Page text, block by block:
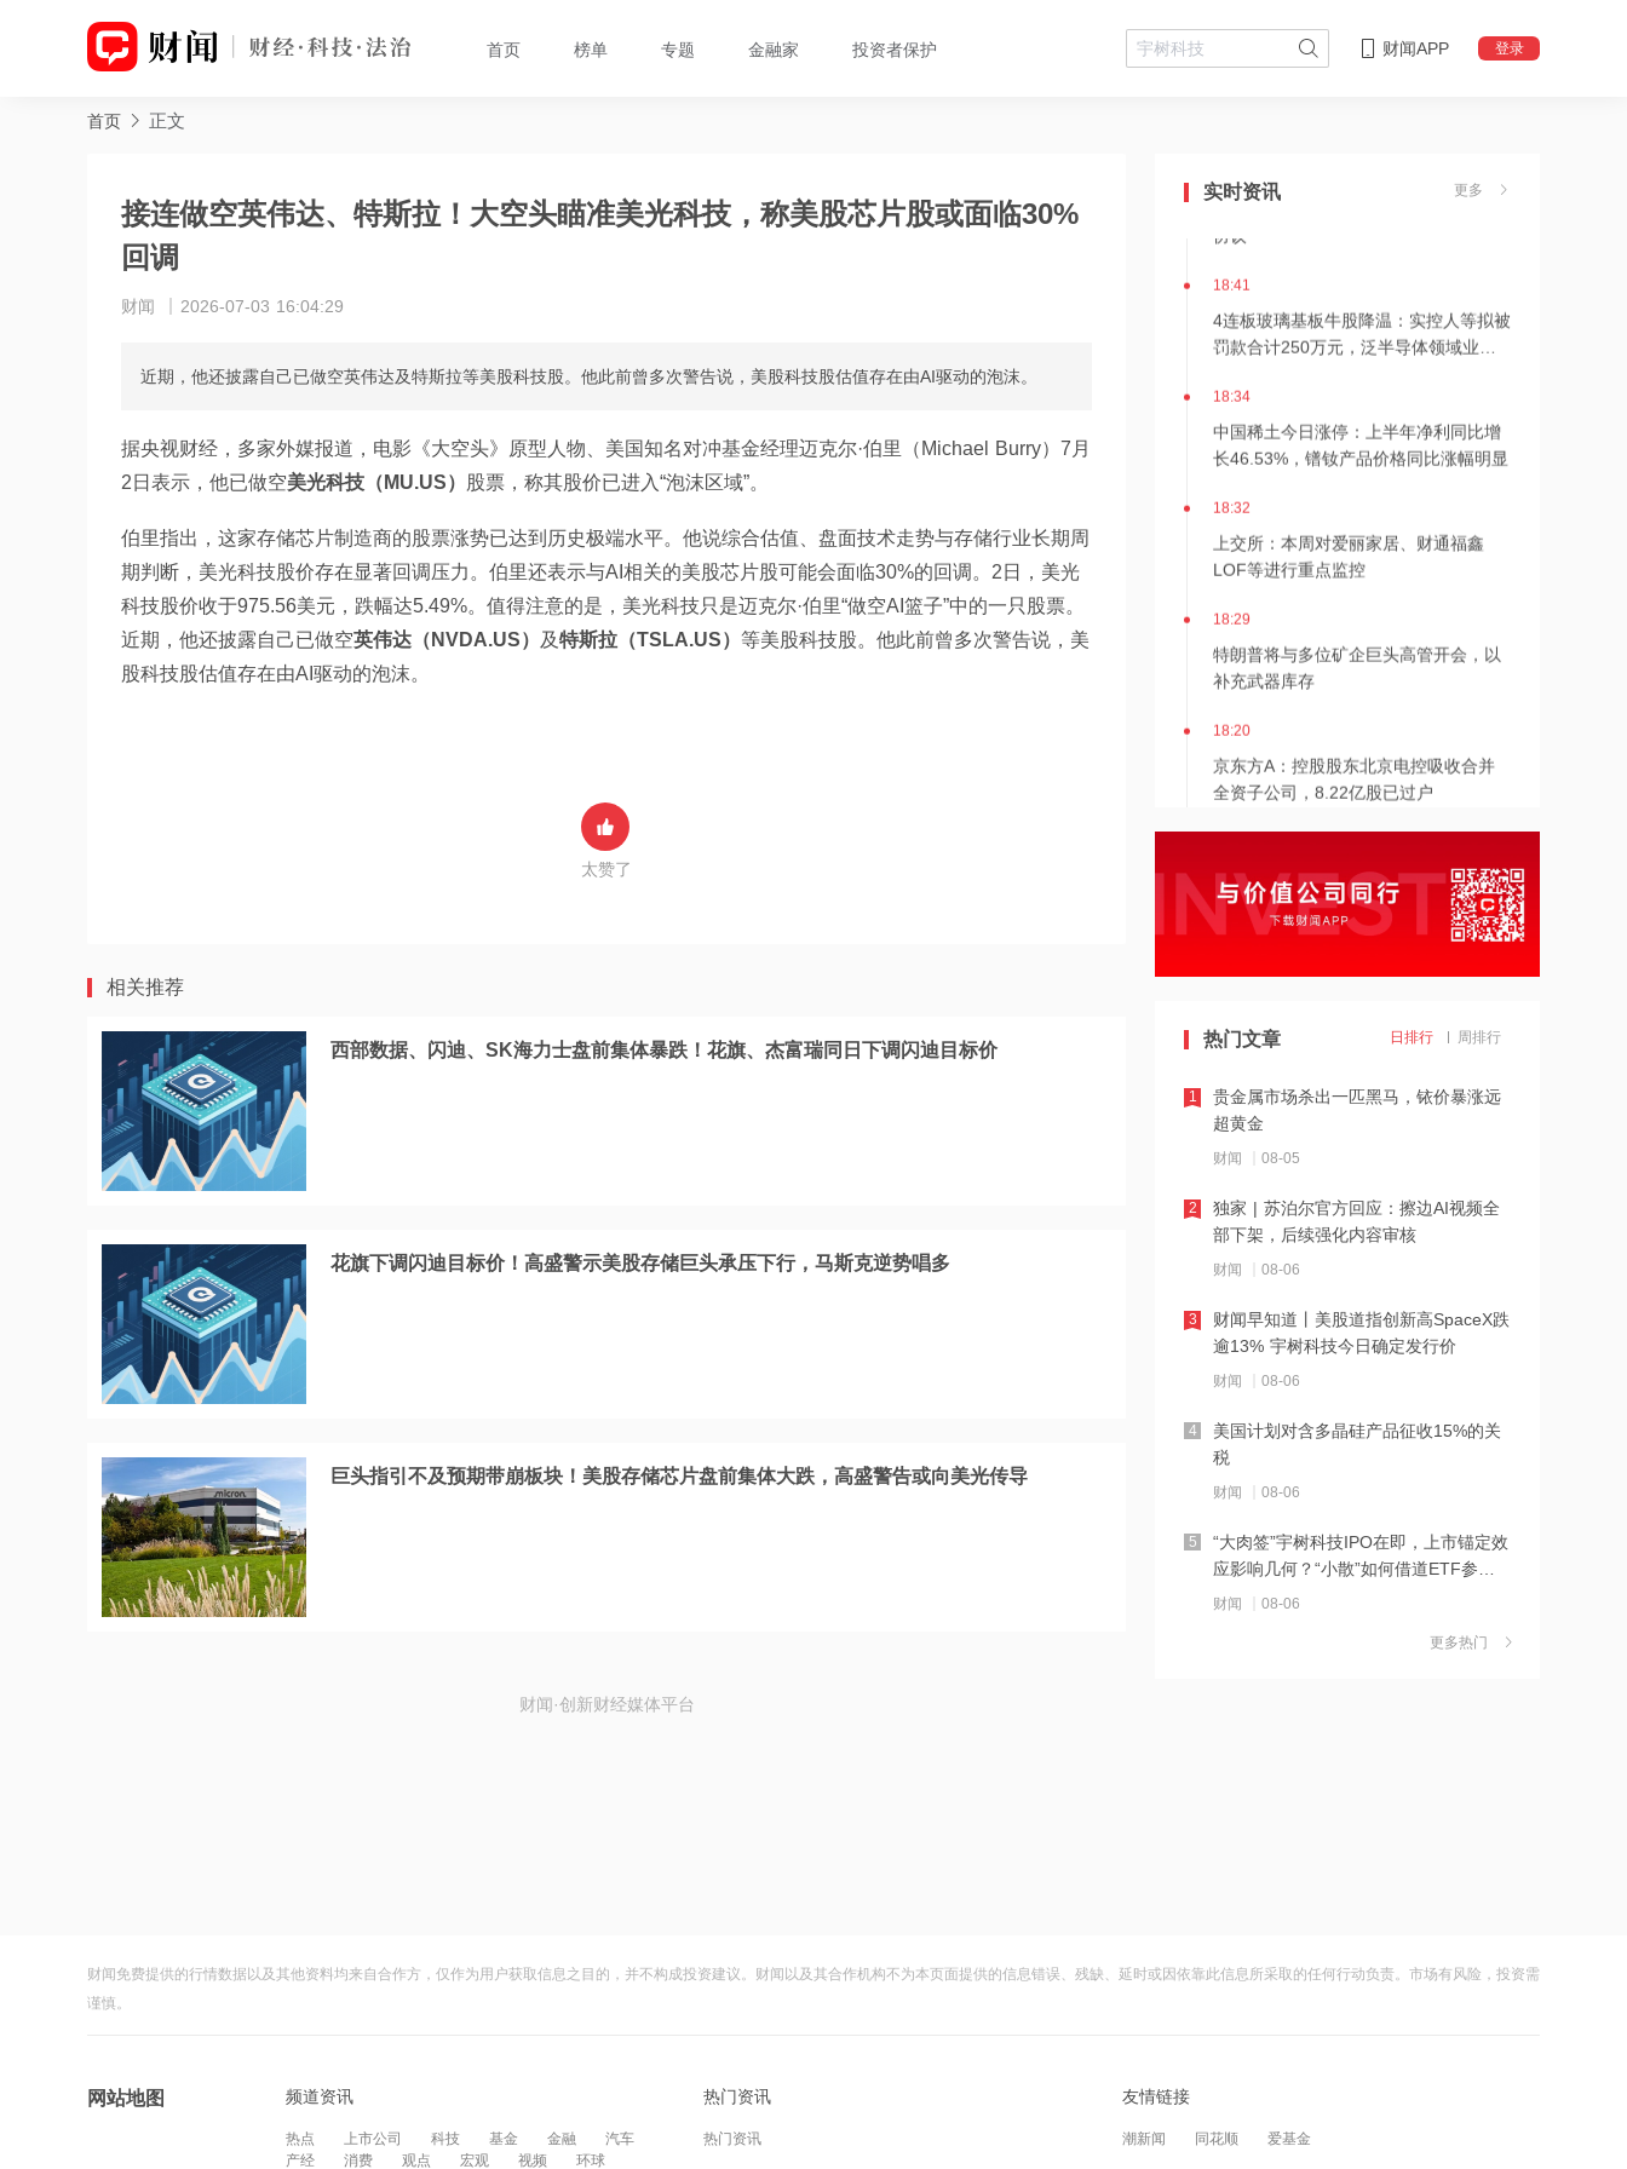
首页 榜单 专题 金融家 投资者保护 财闻APP 登录
首页 正文
接连做空英伟达、特斯拉！大空头瞄准美光科技，称美股芯片股或面临30%
回调
财闻 2026-07-03 16:04:29
近期，他还披露自己已做空英伟达及特斯拉等美股科技股。他此前曾多次警告说，美股科技股估值存在由AI驱动的泡沫。
据央视财经，多家外媒报道，电影《大空头》原型人物、美国知名对冲基金经理迈克尔·伯里（Michael Burry）7月
2日表示，他已做空美光科技（MU.US） 股票，称其股价已进入“泡沫区域”。
伯里指出，这家存储芯片制造商的股票涨势已达到历史极端水平。他说综合估值、盘面技术走势与存储行业长期周
期判断，美光科技股价存在显著回调压力。伯里还表示与AI相关的美股芯片股可能会面临30%的回调。2日，美光
科技股价收于975.56美元，跌幅达5.49%。值得注意的是，美光科技只是迈克尔·伯里“做空AI篮子”中的一只股票。
近期，他还披露自己已做空英伟达（NVDA.US） 及特斯拉（TSLA.US） 等美股科技股。他此前曾多次警告说，美
股科技股估值存在由AI驱动的泡沫。
太赞了
相关推荐
西部数据、闪迪、SK海力士盘前集体暴跌！花旗、杰富瑞同日下调闪迪目标价
花旗下调闪迪目标价！高盛警示美股存储巨头承压下行，马斯克逆势唱多
巨头指引不及预期带崩板块！美股存储芯片盘前集体大跌，高盛警告或向美光传导
财闻·创新财经媒体平台
实时资讯 更多
沙特、土耳其与巴基斯坦签署共同防务
18:41
4连板玻璃基板牛股降温：实控人等拟被
罚款合计250万元，泛半导体领域业务
18:34
中国稀土今日涨停：上半年净利同比增
长46.53%，镨钕产品价格同比涨幅明显
18:32
上交所：本周对爱丽家居、财通福鑫
LOF等进行重点监控
18:29
特朗普将与多位矿企巨头高管开会，以
补充武器库存
18:20
京东方A：控股股东北京电控吸收合并
全资子公司，8.22亿股已过户
18:11
郑商所：调整菜籽油、菜籽粕期货质检
机构及质检费用
金新农：7月生猪销售收入环比变动
创科实业：8月7日斥资64.81万港元回
购4500股
17:58
驴迹科技：卜家乐获委任为执行董事
17:57
宇树科技上市对公司有何影响？荣晟环
保回应
17:57
从模型到应用，从投入到变现——AI办
公开启商业正循环
17:57
朗迪集团：公司机器人关节模组目前仍
处于小批验证阶段 尚未形成销售收入
17:56
磷化铟概念集体狂飙，稀有金属ETF华
德迈仕：公司拟2.07亿元收购上海数明
热门文章 日排行 周排行
贵金属市场杀出一匹黑马，铱价暴涨远
超黄金
财闻 08-05
1
独家 | 苏泊尔官方回应：擦边AI视频全
部下架，后续强化内容审核
财闻 08-06
2
财闻早知道丨美股道指创新高SpaceX跌
逾13% 宇树科技今日确定发行价
财闻 08-06
3
美国计划对含多晶硅产品征收15%的关
税
财闻 08-06
4
“大肉签”宇树科技IPO在即，上市锚定效
应影响几何？“小散”如何借道ETF参
与？
财闻 08-06
5
茉莉奶白陷降薪罗生门，当事人称：公
大涨152%！哈啰、美团单车“好伙伴”登
10
更多热门
财闻免费提供的行情数据以及其他资料均来自合作方，仅作为用户获取信息之目的，并不构成投资建议。财闻以及其合作机构不为本页面提供的信息错误、残缺、延时或因依靠此信息所采取的任何行动负责。市场有风险，投资需
谨慎。
网站地图 频道资讯
热点 上市公司 科技 基金 金融
汽车
产经
消费 观点 宏观 视频 环球
热门资讯
热门资讯
友情链接
潮新闻 同花顺 爱基金